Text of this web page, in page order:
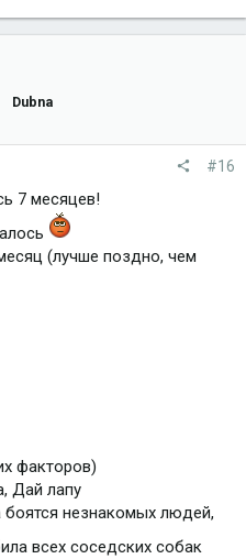
Dubna
#16
7 месяцев!
(лучше поздно, чем
факторов)
Дай лапу
боятся незнакомых людей,
всех соседских собак